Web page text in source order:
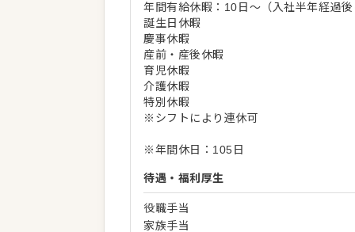
年間有給休暇：10日～（入社半年経過
誕生日休暇
慶事休暇
産前・産後休暇
育児休暇
介護休暇
特別休暇
※シフトにより連休可
※年間休日：105日
待遇・福利厚生
役職手当
家族手当